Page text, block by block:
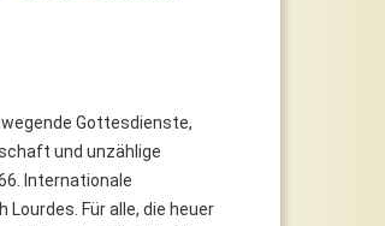
Gottesdienste,
und unzählige
Internationale
Für alle, die heuer